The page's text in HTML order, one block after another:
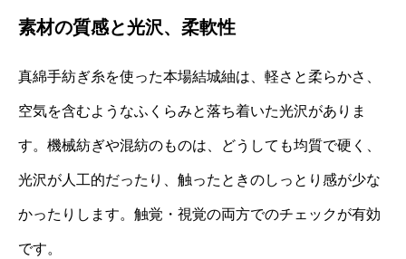
素材の質感と光沢、柔軟性
真綿手紡ぎ糸を使った本場結城紬は、軽さと柔らかさ、
空気を含むようなふくらみと落ち着いた光沢がありま
す。機械紡ぎや混紡のものは、どうしても均質で硬く、
光沢が人工的だったり、触ったときのしっとり感が少な
かったりします。触覚・視覚の両方でのチェックが有効
です。